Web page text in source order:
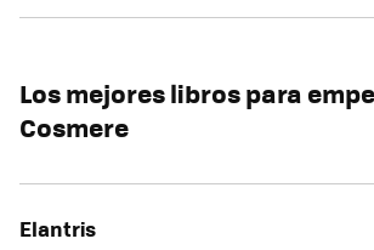
Los mejores libros para
Cosmere
Elantris